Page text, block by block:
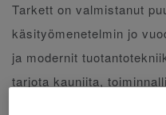
Tarkett on valmistanut
käsityömenetelmin jo
ja modernit
tarjota kauniita,